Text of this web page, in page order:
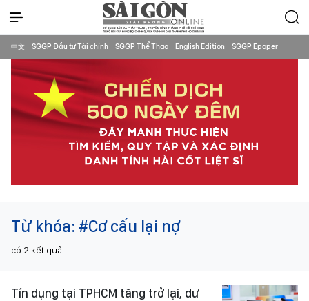
中文 SGGP Đầu tư Tài chính SGGP Thể Thao English Edition SGGP Epaper
Từ khóa: #Cơ cấu lại nợ
có 2 kết quả
Tín dụng tại TPHCM tăng trở lại, dư